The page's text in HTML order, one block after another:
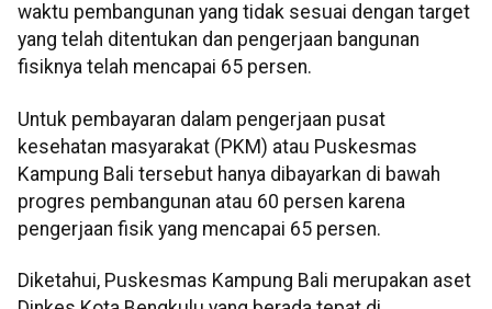
waktu pembangunan yang tidak sesuai dengan target
yang telah ditentukan dan pengerjaan bangunan
fisiknya telah mencapai 65 persen.
Untuk pembayaran dalam pengerjaan pusat
kesehatan masyarakat (PKM) atau Puskesmas
Kampung Bali tersebut hanya dibayarkan di bawah
progres pembangunan atau 60 persen karena
pengerjaan fisik yang mencapai 65 persen.
Diketahui, Puskesmas Kampung Bali merupakan aset